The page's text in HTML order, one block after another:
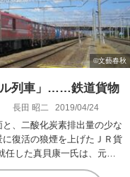
ル列車」……鉄道貨物
長田 昭二 2019/04/24
、二酸化炭素排出量の少な
復活の狼煙を上げたＪＲ貨
任した真貝康一氏は、元銀